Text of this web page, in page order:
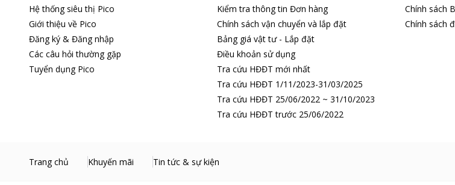
Động cơ mạnh mẽ, công nghệ hút xoáy làm sạch triệt để
Được trang bị động cơ với công suất hoạt động lên đến 1600W, cùng với lực hút mạnh mẽ đạt 250W và
Nhờ vào công nghệ này, máy có khả năng tạo ra luồng không khí xoáy ly tâm với tốc độ cực mạnh, giúp
Hệ thống siêu thị Pico
Giới thiệu về Pico
Đăng ký & Đăng nhập
Các câu hỏi thường gặp
Tuyển dụng Pico
Kiểm tra thông tin Đơn hàng
Chính sách vận chuyển và lắp đặt
Bảng giá vật tư - Lắp đặt
Điều khoản sử dụng
Tra cứu HĐĐT mới nhất
Tra cứu HĐĐT 1/11/2023-31/03/2025
Tra cứu HĐĐT 25/06/2022 ~ 31/10/2023
Tra cứu HĐĐT trước 25/06/2022
Chính sách
Chính sách
Trang chủ Khuyến mãi Tin tức & sự kiện